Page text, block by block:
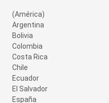
(América)
Argentina
Bolivia
Colombia
Costa Rica
Chile
Ecuador
El Salvador
España